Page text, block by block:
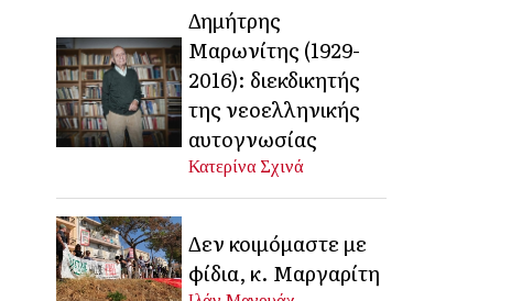
Δημήτρης
Μαρωνίτης (1929-
2016): διεκδικητής
της νεοελληνικής
αυτογνωσίας
Κατερίνα Σχινά
Δεν κοιμόμαστε με
φίδια, κ. Μαργαρίτη